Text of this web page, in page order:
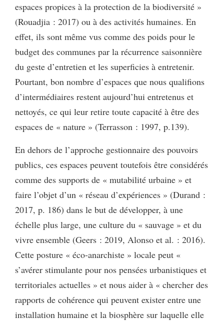
espaces propices à la protection de la biodiversité »
(Rouadjia : 2017) ou à des activités humaines. En
effet, ils sont même vus comme des poids pour le
budget des communes par la récurrence saisonnière
du geste d’entretien et les superficies à entretenir.
Pourtant, bon nombre d’espaces que nous qualifions
d’intermédiaires restent aujourd’hui entretenus et
nettoyés, ce qui leur retire toute capacité à être des
espaces de « nature » (Terrasson : 1997, p.139).
En dehors de l’approche gestionnaire des pouvoirs
publics, ces espaces peuvent toutefois être considérés
comme des supports de « mutabilité urbaine » et
faire l’objet d’un « réseau d’expériences » (Durand :
2017, p. 186) dans le but de développer, à une
échelle plus large, une culture du « sauvage » et du
vivre ensemble (Geers : 2019, Alonso et al. : 2016).
Cette posture « éco-anarchiste » locale peut «
s’avérer stimulante pour nos pensées urbanistiques et
territoriales actuelles » et nous aider à « chercher des
rapports de cohérence qui peuvent exister entre une
installation humaine et la biosphère sur laquelle elle